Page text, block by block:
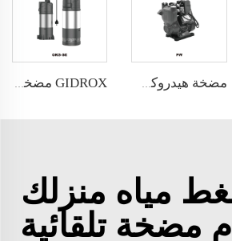
مضخة هيدروكس الدافعة الأوتوماتيكية - PW GIDROX مضخة ضغط غاطسة أوتوماتيكية - GKS-SE/SE-1
مياه منزلك
مضخة تلقائية